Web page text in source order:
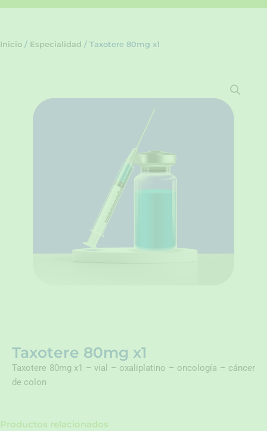
Inicio / Especialidad / Taxotere 80mg x1
Taxotere 80mg x1
Taxotere 80mg x1 – vial – oxaliplatino – oncología – cáncer
de colon
Productos relacionados